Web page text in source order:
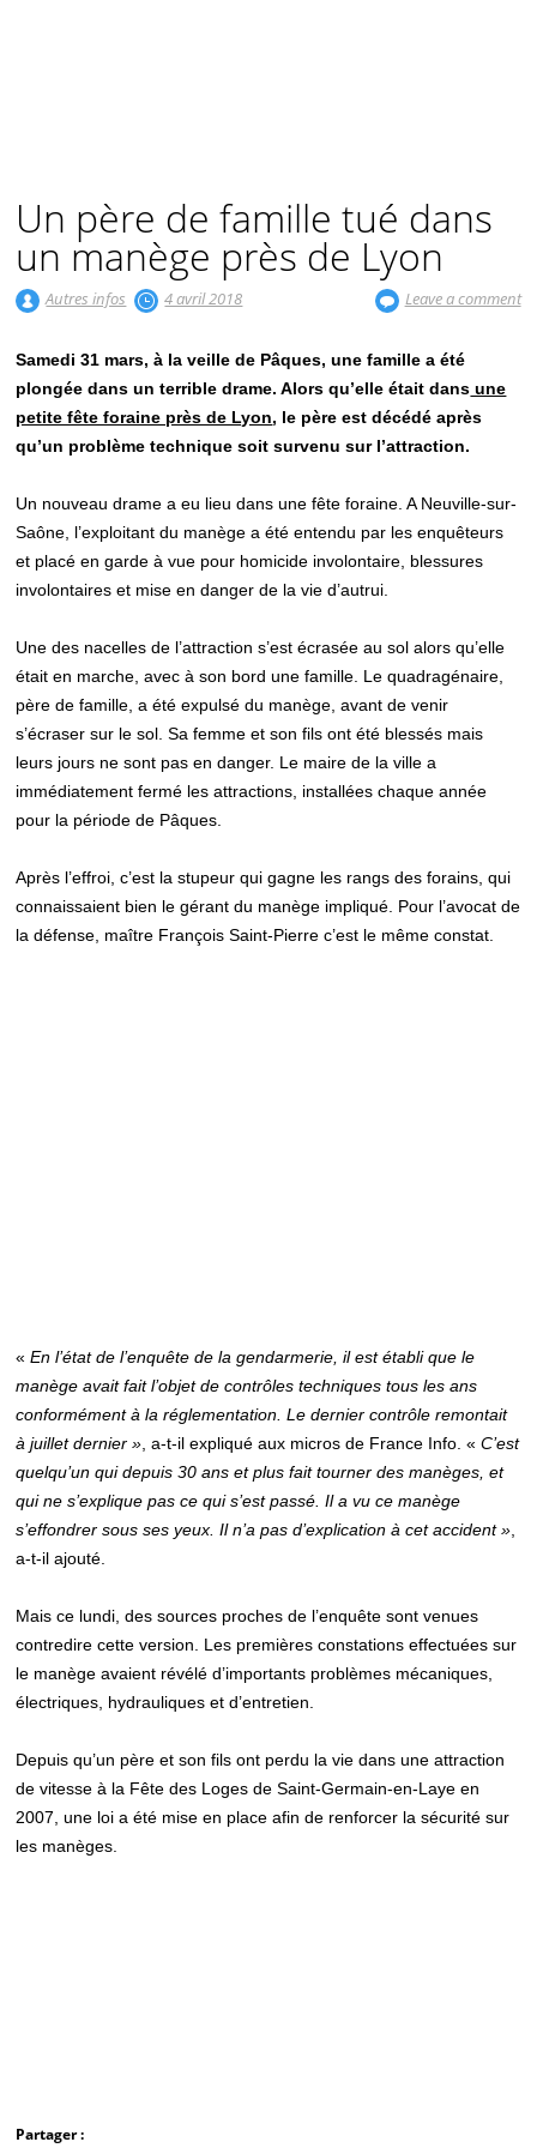
Un père de famille tué dans
un manège près de Lyon
Autres infos 4 avril 2018 Leave a comment
Samedi 31 mars, à la veille de Pâques, une famille a été
plongée dans un terrible drame. Alors qu’elle était dans une
petite fête foraine près de Lyon, le père est décédé après
qu’un problème technique soit survenu sur l’attraction.
Un nouveau drame a eu lieu dans une fête foraine. A Neuville-sur-
Saône, l’exploitant du manège a été entendu par les enquêteurs
et placé en garde à vue pour homicide involontaire, blessures
involontaires et mise en danger de la vie d’autrui.
Une des nacelles de l’attraction s’est écrasée au sol alors qu’elle
était en marche, avec à son bord une famille. Le quadragénaire,
père de famille, a été expulsé du manège, avant de venir
s’écraser sur le sol. Sa femme et son fils ont été blessés mais
leurs jours ne sont pas en danger. Le maire de la ville a
immédiatement fermé les attractions, installées chaque année
pour la période de Pâques.
Après l’effroi, c’est la stupeur qui gagne les rangs des forains, qui
connaissaient bien le gérant du manège impliqué. Pour l’avocat de
la défense, maître François Saint-Pierre c’est le même constat.
«En l’état de l’enquête de la gendarmerie, il est établi que le
manège avait fait l’objet de contrôles techniques tous les ans
conformément à la réglementation. Le dernier contrôle remontait
à juillet dernier » , a-t-il expliqué aux micros de France Info. «C’est
quelqu’un qui depuis 30 ans et plus fait tourner des manèges, et
qui ne s’explique pas ce qui s’est passé. Il a vu ce manège
s’effondrer sous ses yeux. Il n’a pas d’explication à cet accident »
a-t-il ajouté.
Mais ce lundi, des sources proches de l’enquête sont venues
contredire cette version. Les premières constations effectuées sur
le manège avaient révélé d’importants problèmes mécaniques,
électriques, hydrauliques et d’entretien.
Depuis qu’un père et son fils ont perdu la vie dans une attraction
de vitesse à la Fête des Loges de Saint-Germain-en-Laye en
2007, une loi a été mise en place afin de renforcer la sécurité sur
les manèges.
Partager :